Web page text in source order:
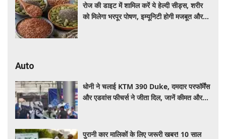
रोज की डाइट में शामिल करें ये हेल्दी सीड्स, शरीर
को मिलेगा भरपूर पोषण, इम्यूनिटी होगी मजबूत और
Auto
धोनी ने चलाई KTM 390 Duke, दमदार परफॉर्मेंस
और एडवांस फीचर्स ने जीता दिल, जानें कीमत और
पुरानी कार मालिकों के लिए जरूरी खबर! 10 साल